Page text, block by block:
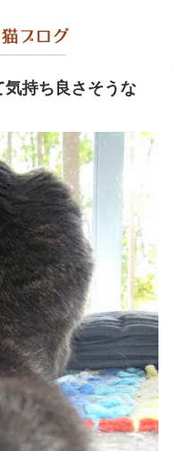
持ち良さそうな